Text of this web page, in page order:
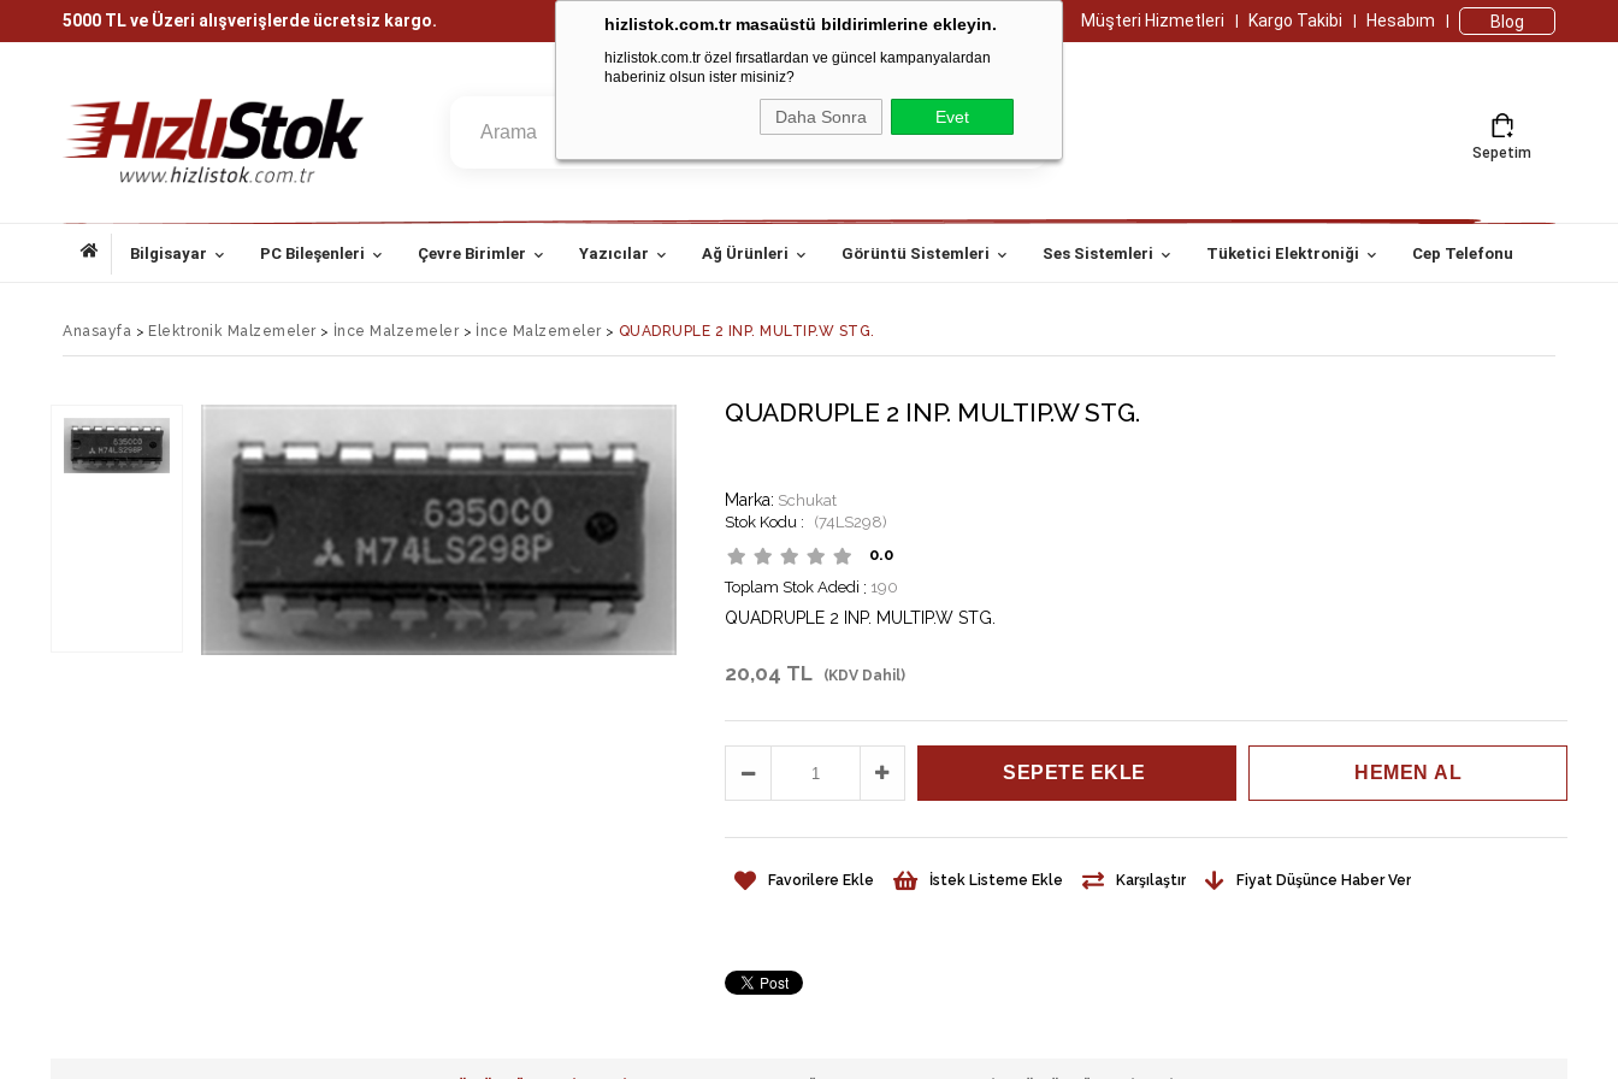
hizlistok.com.tr masaüstü bildirimlerine ekleyin.
hizlistok.com.tr özel fırsatlardan ve güncel kampanyalardan
haberiniz olsun ister misiniz?
Daha Sonra Evet
5000 TL ve Üzeri alışverişlerde ücretsiz kargo. Müşteri Hizmetleri Kargo Takibi Hesabım Blog
Sepetim
Bilgisayar PC Bileşenleri Çevre Birimler Yazıcılar Ağ Ürünleri Görüntü Sistemleri Ses Sistemleri Tüketici Elektroniği Cep Telefonu
Anasayfa > Elektronik Malzemeler> İnce Malzemeler> İnce Malzemeler> QUADRUPLE 2 INP. MULTIP.W STG.
Marka: Schukat
QUADRUPLE 2 INP. MULTIP.W STG.
(74LS298)
0.0
Toplam Stok Adedi : 190
QUADRUPLE 2 INP. MULTIP.W STG.
20,04 TL (KDV Dahil)
Favorilere Ekle İstek Listeme Ekle Karşılaştır Fiyat Düşünce Haber Ver